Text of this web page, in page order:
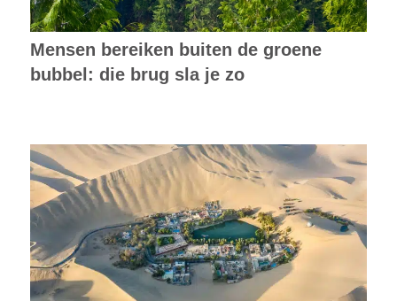
Mensen bereiken buiten de groene
bubbel: die brug sla je zo